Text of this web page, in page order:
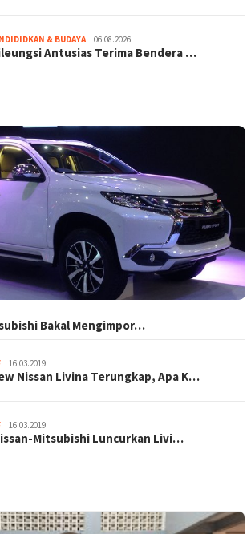
& BUDAYA 06.08.2026
Antusias Terima Bendera …
Bakal Mengimpor…
16.03.2019
Nissan Livina Terungkap, Apa K…
16.03.2019
Mitsubishi Luncurkan Livi…